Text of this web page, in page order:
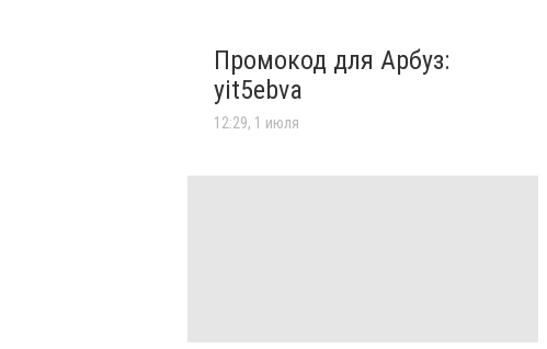
Промокод для Арбуз:
yit5ebva
12:29, 1 июля